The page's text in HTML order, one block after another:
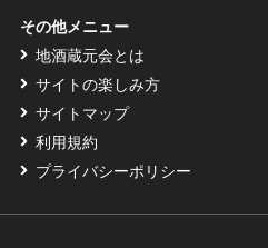
その他メニュー
地酒蔵元会とは
サイトの楽しみ方
サイトマップ
利用規約
プライバシーポリシー